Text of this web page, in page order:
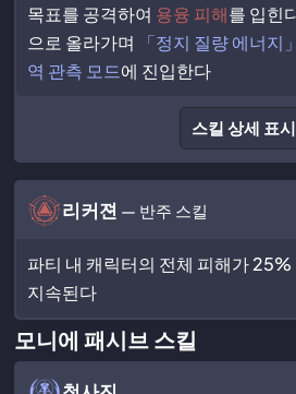
목표를 공격하여 용융 피해를 입힌
으로 올라가며
「정지 질량 에너지」
역 관측 모드에 진입한다
스킬 상세 표시
리커젼 — 반주 스킬
파티 내 캐릭터의 전체 피해가
지속된다
모니에 패시브 스킬